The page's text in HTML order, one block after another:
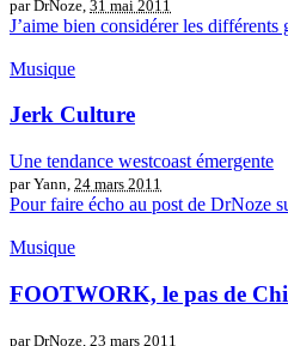
par DrNoze, 31 mai 2011
J’aime bien considérer les
Musique
Jerk Culture
Une tendance westcoast émergente
par Yann, 24 mars 2011
Pour faire écho au post de DrNoze
Musique
FOOTWORK, le pas de
par DrNoze, 23 mars 2011